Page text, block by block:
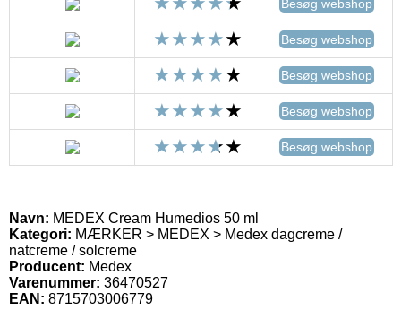
Besøg webshop
Besøg webshop
Besøg webshop
Besøg webshop
Besøg webshop
Navn: MEDEX Cream Humedios 50 ml
Kategori: MÆRKER > MEDEX > Medex dagcreme /
natcreme / solcreme
Producent: Medex
Varenummer: 36470527
EAN: 8715703006779